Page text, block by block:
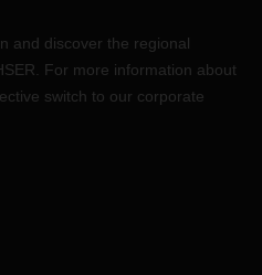
and discover the regional
For more information about
switch to our corporate